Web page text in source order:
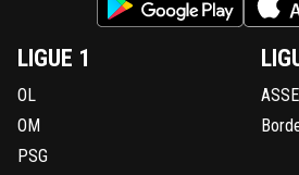
LIGUE 1
OL
OM
PSG
ASSE